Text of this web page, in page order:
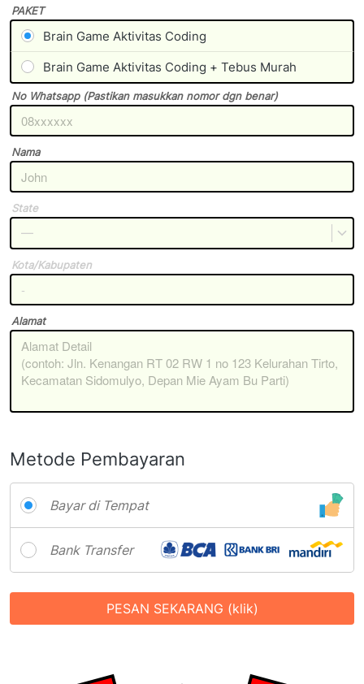
PAKET
Brain Game Aktivitas Coding
Brain Game Aktivitas Coding + Tebus Murah
No Whatsapp (Pastikan masukkan nomor dgn benar)
Nama
State
—
Kota/Kabupaten
Alamat
Metode Pembayaran
Bayar di Tempat
Bank Transfer
`
PESAN SEKARANG (klik)